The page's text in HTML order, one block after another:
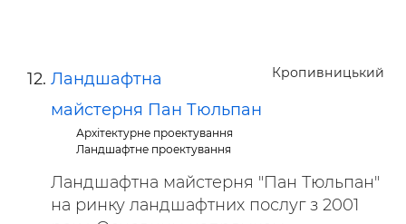
Кропивницький
Ландшафтна
майстерня Пан Тюльпан
Архітектурне проектування
Ландшафтне проектування
Ландшафтна майстерня "Пан Тюльпан"
на ринку ландшафтних послуг з 2001